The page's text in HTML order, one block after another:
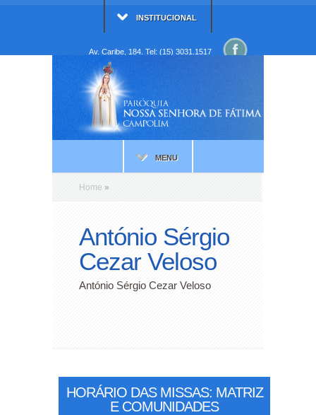
INSTITUCIONAL
Av. Caribe, 184. Tel: (15) 3031.1517
MENU
Home »
António Sérgio
Cezar Veloso
António Sérgio Cezar Veloso
HORÁRIO DAS MISSAS: MATRIZ
E COMUNIDADES